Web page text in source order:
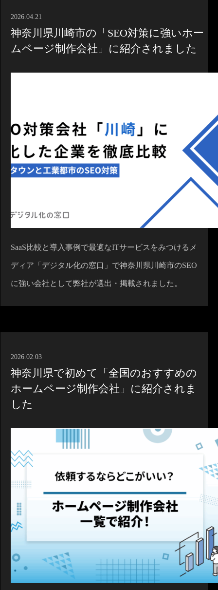
2026.04.21
神奈川県川崎市の「SEO対策に強いホー
ムページ制作会社」に紹介されました
SaaS比較と導入事例で最適なITサービスをみつけるメ
ディア「デジタル化の窓口」で神奈川県川崎市のSEO
に強い会社として弊社が選出・掲載されました。
2026.02.03
神奈川県で初めて「全国のおすすめの
ホームページ制作会社」に紹介されま
した